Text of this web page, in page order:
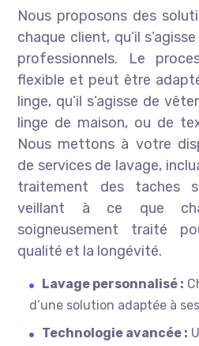
Nous proposons des
chaque client, qu’il
professionnels. Le
flexible et peut être
linge, qu’il s’agisse de
linge de maison, ou de
Nous mettons à votre
de services de lavage,
traitement des taches
veillant à ce que
soigneusement traité
qualité et la longévité.
Lavage personnalisé :
d’une solution adaptée à
Technologie avancée :